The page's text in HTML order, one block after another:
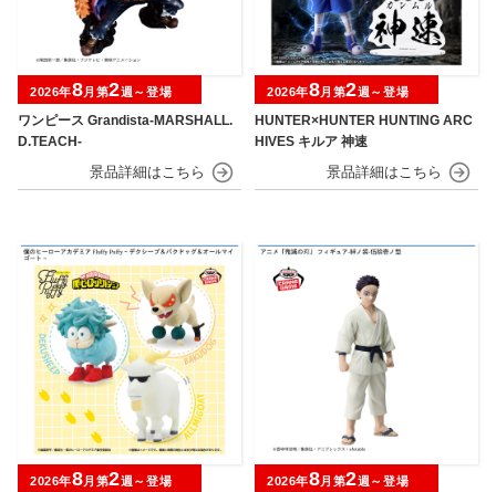
ワンピース Grandista-MARSHALL.
D.TEACH-
2026年8月第2週～登場
HUNTER×HUNTER HUNTING ARC
HIVES キルア 神速
2026年8月第2週～登場
2026年8月第2週～登場 2026年8月第2週～登場